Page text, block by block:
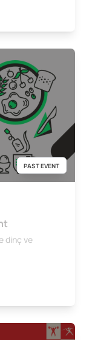
PAST EVENT
dinç ve